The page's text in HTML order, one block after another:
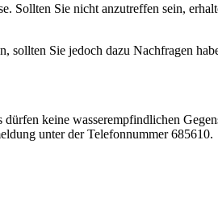
Sollten Sie nicht anzutreffen sein,
Sie jedoch dazu Nachfragen
keine wasserempfindlichen
unter der Telefonnummer 685610.